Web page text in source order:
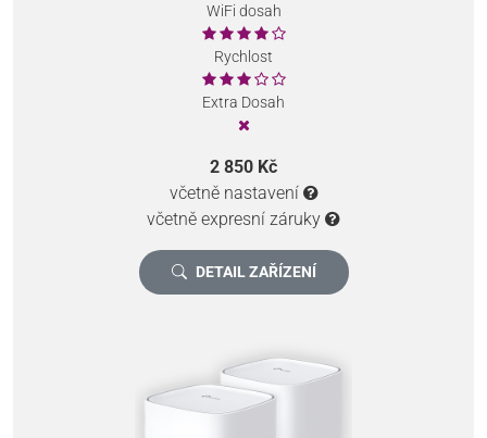
WiFi dosah
Rychlost
Extra Dosah
2 850 Kč
včetně nastavení
včetně expresní záruky
DETAIL ZAŘÍZENÍ